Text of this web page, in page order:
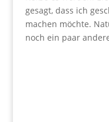
gesagt, dass ich
machen möchte.
noch ein paar